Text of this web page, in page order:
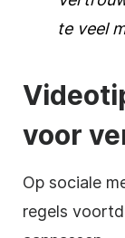
te veel
voor
Op sociale
regels